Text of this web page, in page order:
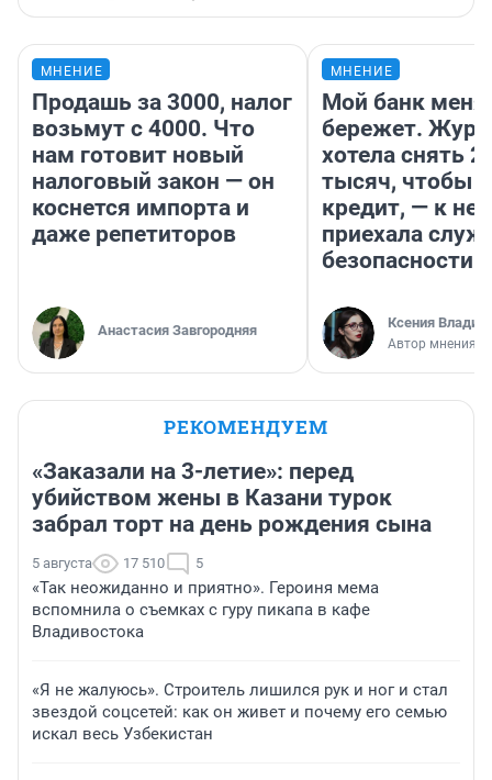
МНЕНИЕ
Продашь за 3000, налог
возьмут с 4000. Что
нам готовит новый
налоговый закон — он
коснется импорта и
даже репетиторов
Анастасия Завгородняя
МНЕНИЕ
Мой банк меня
бережет.
хотела снять
тысяч, чтобы
кредит, — к
приехала
безопасности
Ксения
Автор мнения
РЕКОМЕНДУЕМ
«Заказали на 3-летие»: перед
убийством жены в Казани турок
забрал торт на день рождения сына
5 августа 17 510 5
«Так неожиданно и приятно». Героиня мема
вспомнила о съемках с гуру пикапа в кафе
Владивостока
«Я не жалуюсь». Строитель лишился рук и ног и стал
звездой соцсетей: как он живет и почему его семью
искал весь Узбекистан